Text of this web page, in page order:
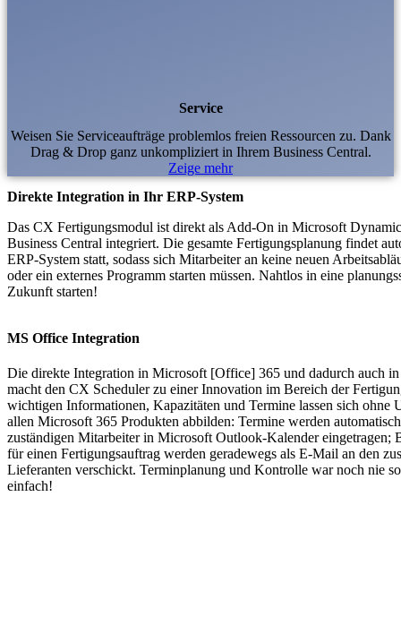
Service
Weisen Sie Serviceaufträge problemlos freien Ressourcen zu. Dank
Drag & Drop ganz unkompliziert in Ihrem Business Central.
Zeige mehr
Direkte Integration in Ihr ERP-System
Das CX Fertigungsmodul ist direkt als Add-On in Microsoft
Business Central integriert. Die gesamte Fertigungsplanung findet
ERP-System statt, sodass sich Mitarbeiter an keine neuen
oder ein externes Programm starten müssen. Nahtlos in eine
Zukunft starten!
MS Office Integration
Die direkte Integration in Microsoft [Office] 365 und dadurch auch
macht den CX Scheduler zu einer Innovation im Bereich der
wichtigen Informationen, Kapazitäten und Termine lassen sich ohne
allen Microsoft 365 Produkten abbilden: Termine werden
zuständigen Mitarbeiter in Microsoft Outlook-Kalender eingetragen;
für einen Fertigungsauftrag werden geradewegs als E-Mail an den
Lieferanten verschickt. Terminplanung und Kontrolle war noch nie
einfach!